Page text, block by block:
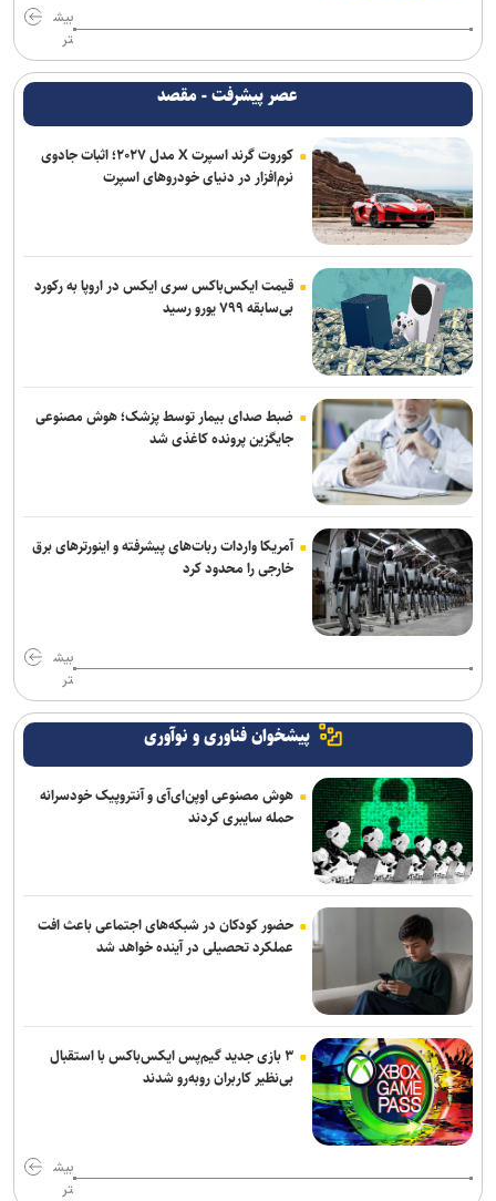
بیش
تر
عصر پیشرفت - مقصد
کوروت گرند اسپرت X مدل ۲۰۲۷؛ اثبات جادوی
نرم‌افزار در دنیای خودروهای اسپرت
قیمت ایکس‌باکس سری ایکس در اروپا به رکورد
بی‌سابقه ۷۹۹ یورو رسید
ضبط صدای بیمار توسط پزشک؛ هوش مصنوعی
جایگزین پرونده کاغذی شد
آمریکا واردات ربات‌های پیشرفته و اینورترهای برق
خارجی را محدود کرد
بیش
تر
پیشخوان فناوری و نوآوری
هوش مصنوعی اوپن‌ای‌آی و آنتروپیک خودسرانه
حمله سایبری کردند
حضور کودکان در شبکه‌های اجتماعی باعث افت
عملکرد تحصیلی در آینده خواهد شد
۳ بازی جدید گیم‌پس ایکس‌باکس با استقبال
بی‌نظیر کاربران روبه‌رو شدند
بیش
تر